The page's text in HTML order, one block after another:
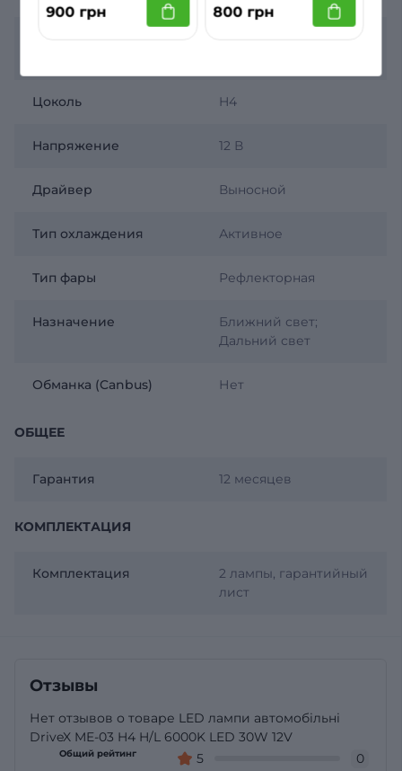
Цоколь H4
Напряжение 12 В
Драйвер Выносной
Тип охлаждения Активное
Тип фары Рефлекторная
Назначение
Ближний свет;
Дальний свет
Обманка (Canbus) Нет
ОБЩЕЕ
Гарантия 12 месяцев
КОМПЛЕКТАЦИЯ
Комплектация
2 лампы, гарантийный
лист
Отзывы
Нет отзывов о товаре LED лампи автомобільні
DriveX ME-03 H4 H/L 6000K LED 30W 12V
Общий рейтинг 5
0
900 грн 800 грн